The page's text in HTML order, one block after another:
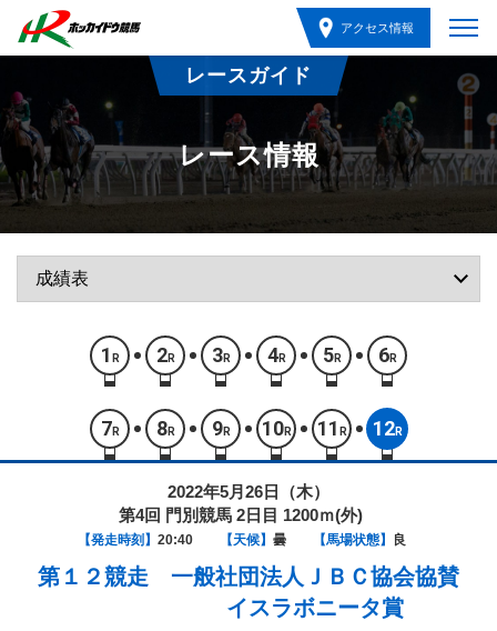
アクセス情報
レースガイド
レース情報
1 R 2R 3R 4R 5R 6R
7 R 8R 9R 10R 11 R 12R
2022年5月26日（木）
第4回 門別競馬 2日目 1200ｍ(外)
【発走時刻】 20:40 【天候】 曇 【馬場状態】 良
第１２競走 一般社団法人ＪＢＣ協会協賛
イスラボニータ賞